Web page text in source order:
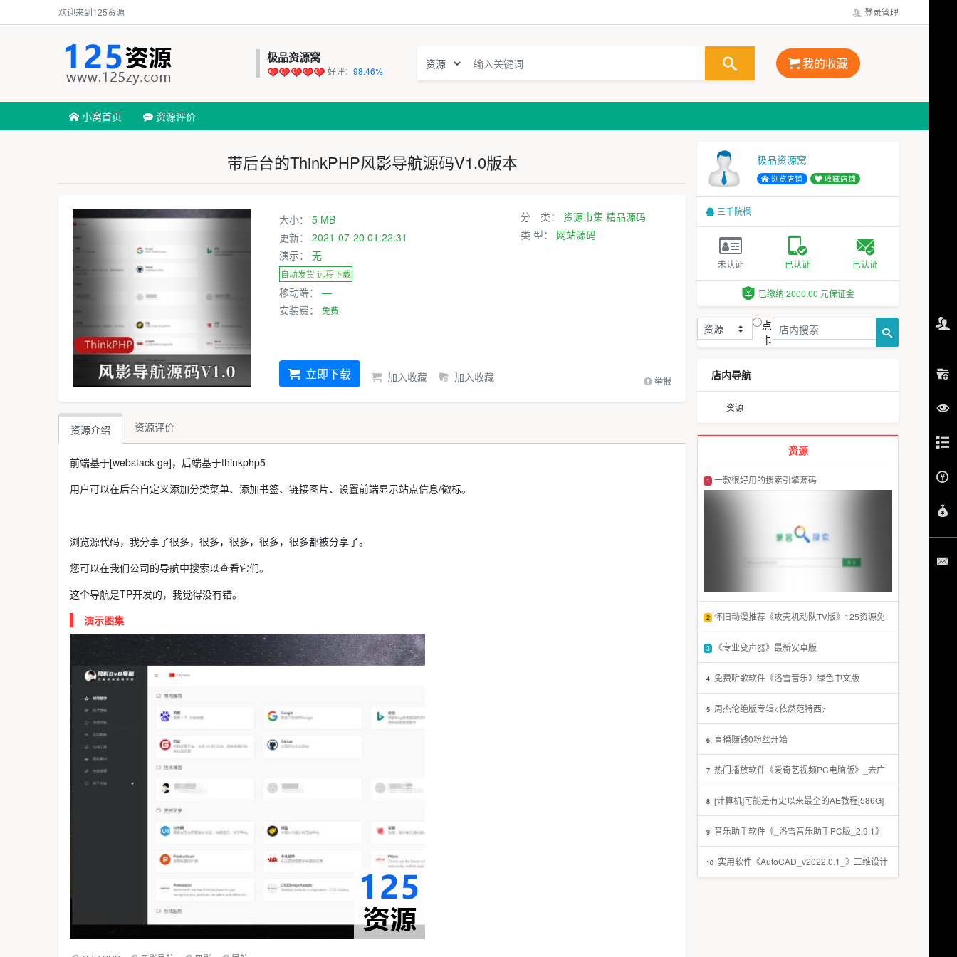
欢迎来到125资源 登录管理
极品资源窝
好评： 98.46% 我的收藏
小窝首页 资源评价
带后台的ThinkPHP风影导航源码V1.0版本
大小：
5 MB
更新：
2021-07-20 01:22:31
演示：
无
自动发货 远程下载
移动端：
—
安装费：
免费
分 类： 资源市集 精品源码
类 型：
网站源码
立即下载 加入收藏 加入收藏 举报
资源介绍 资源评价
前端基于[webstack ge]，后端基于thinkphp5
用户可以在后台自定义添加分类菜单、添加书签、链接图片、设置前端显示站点信息/徽标。
浏览源代码，我分享了很多，很多，很多，很多，很多都被分享了。
您可以在我们公司的导航中搜索以查看它们。
这个导航是TP开发的，我觉得没有错。
演示图集
极品资源窝
浏览店铺 收藏店铺
三千院枫
未认证 已认证 已认证
已缴纳 2000.00 元保证金
点
卡
店内导航
资源
资源
1 一款很好用的搜索引擎源码
2 怀旧动漫推荐《攻壳机动队TV版》125资源免
费下载
3 《专业变声器》最新安卓版
4 免费听歌软件《洛雪音乐》绿色中文版
5 周杰伦绝版专辑<依然范特西>
6 直播赚钱0粉丝开始
7 热门播放软件《爱奇艺视频PC电脑版》_去广
告免费版
8 [计算机]可能是有史以来最全的AE教程[586G]
9 音乐助手软件《_洛雪音乐助手PC版_2.9.1》
免费赠送
10 实用软件《AutoCAD_v2022.0.1_》三维设计
软件推荐